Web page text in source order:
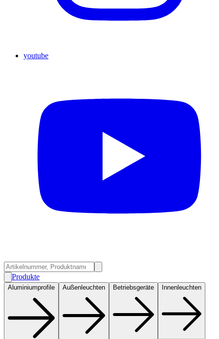
youtube
Produkte
Aluminiumprofile Außenleuchten Betriebsgeräte Innenleuchten